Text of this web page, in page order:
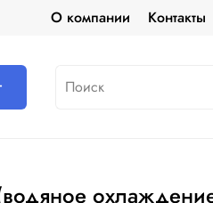
О компании Контакты